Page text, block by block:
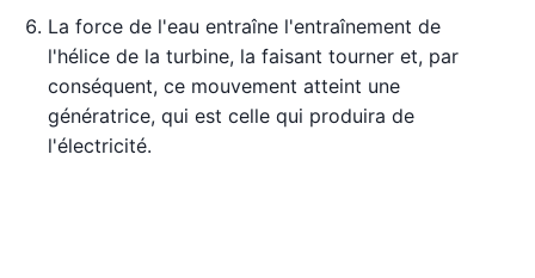
La force de l'eau entraîne l'entraînement de
l'hélice de la turbine, la faisant tourner et, par
conséquent, ce mouvement atteint une
génératrice, qui est celle qui produira de
l'électricité.